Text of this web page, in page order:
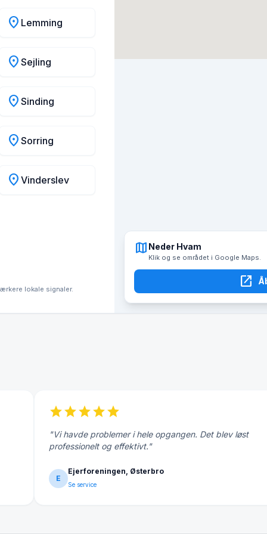
location_on Lemming
location_on Sejling
location_on Sinding
location_on Sorring
location_on Vinderslev
lokale signaler.
map Neder Hvam
Klik og se området i Google Maps.
open_in_new
starstarstarstarstar
"Vi havde problemer i hele opgangen. Det blev løst
professionelt og effektivt."
E
Ejerforeningen, Østerbro
Se service